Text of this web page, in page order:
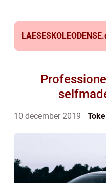
LAESESKOLEODENSE.
10 december 2019